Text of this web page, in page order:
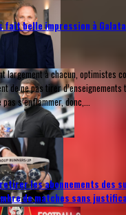
fait belle impression à
largement à chacun, optimistes
de ne pas tirer
s’enflammer, donc,...
les abonnements des
de matches sans